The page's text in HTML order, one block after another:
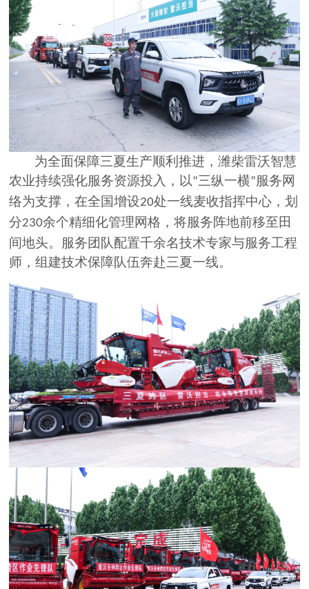
为全面保障三夏生产顺利推进，潍柴雷沃智慧
农业持续强化服务资源投入，以“三纵一横”服务网
络为支撑，在全国增设20处一线麦收指挥中心，划
分230余个精细化管理网格，将服务阵地前移至田
间地头。服务团队配置千余名技术专家与服务工程
师，组建技术保障队伍奔赴三夏一线。